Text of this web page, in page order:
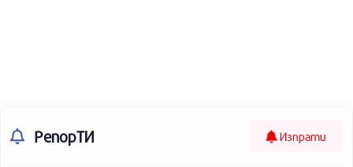
РепорТИ Изпрати